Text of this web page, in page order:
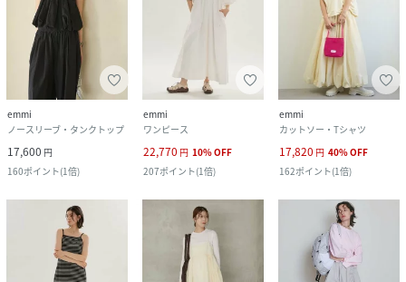
emmi
ノースリーブ・タンクトップ
17,600 円
160ポイント(1倍)
emmi
ワンピース
22,770 円 10%OFF
207ポイント(1倍)
emmi
カットソー・Tシャツ
17,820 円 40%OFF
162ポイント(1倍)